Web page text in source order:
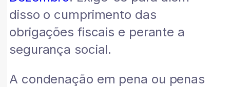
disso o cumprimento das
obrigações fiscais e perante a
segurança social.
A condenação em pena ou penas